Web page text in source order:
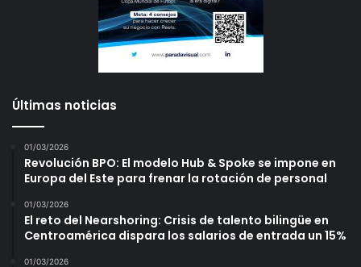
Últimas noticias
01/03/2026
Revolución BPO: El modelo Hub & Spoke se impone en
Europa del Este para frenar la rotación de personal
01/03/2026
El reto del Nearshoring: Crisis de talento bilingüe en
Centroamérica dispara los salarios de entrada un 15%
01/03/2026